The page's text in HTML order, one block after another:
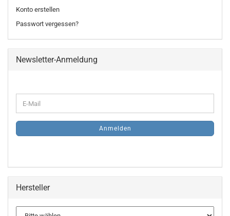
Konto erstellen
Passwort vergessen?
Newsletter-Anmeldung
ZUR
ANMELDUNG
E-
Mail
Anmelden
Hersteller